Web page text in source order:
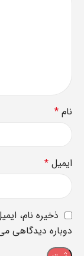
نام *
ایمیل *
ذخیره نام،
دوباره دیدگاهی